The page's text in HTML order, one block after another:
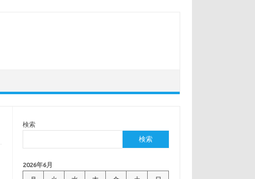
検索
検索
2026年6月